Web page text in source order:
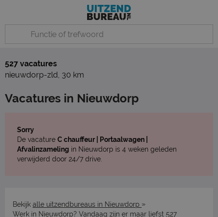
527 vacatures
nieuwdorp-zld, 30 km
Vacatures in Nieuwdorp
Sorry
De vacature C chauffeur | Portaalwagen |
Afvalinzameling in Nieuwdorp is 4 weken geleden
verwijderd door 24/7 drive.
Bekijk alle uitzendbureaus in Nieuwdorp »
Werk in Nieuwdorp? Vandaag zijn er maar liefst 527